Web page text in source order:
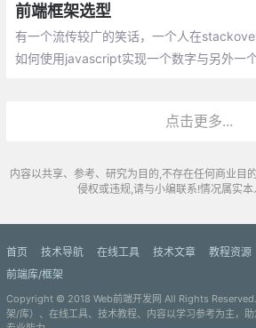
ue 和 React 。
前端框架选型
有一个流传较广的笑话，一个人在
如何使用javascript实现一个数字与另外一
同的应用场景，杀鸡不要用牛刀点击更多...
内容以共享、参考、研究为目的,不存在任何商业目
侵权或违规,请与小编联系!情况属实
首页 技术导航 在线工具 技术文章 教程资源
前端库/框架